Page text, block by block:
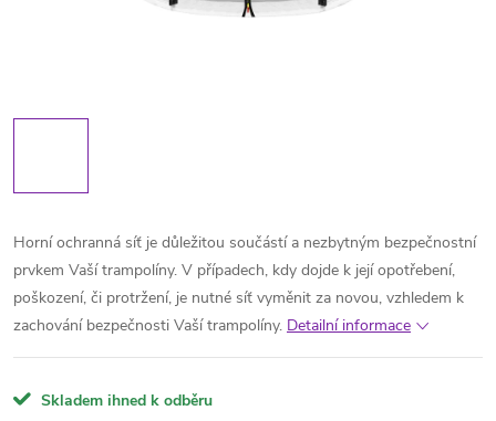
Horní ochranná síť je důležitou součástí a nezbytným bezpečnostní
prvkem Vaší trampolíny. V případech, kdy dojde k její opotřebení,
poškození, či protržení, je nutné síť vyměnit za novou, vzhledem k
zachování bezpečnosti Vaší trampolíny. Detailní informace
Skladem ihned k odběru